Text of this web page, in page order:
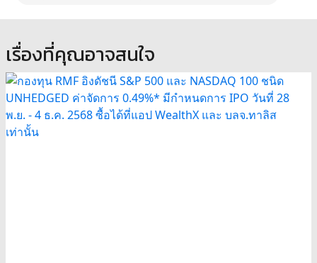
เรื่องที่คุณอาจสนใจ